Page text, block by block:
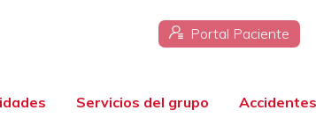
Portal Paciente
Servicios del grupo Accidentes